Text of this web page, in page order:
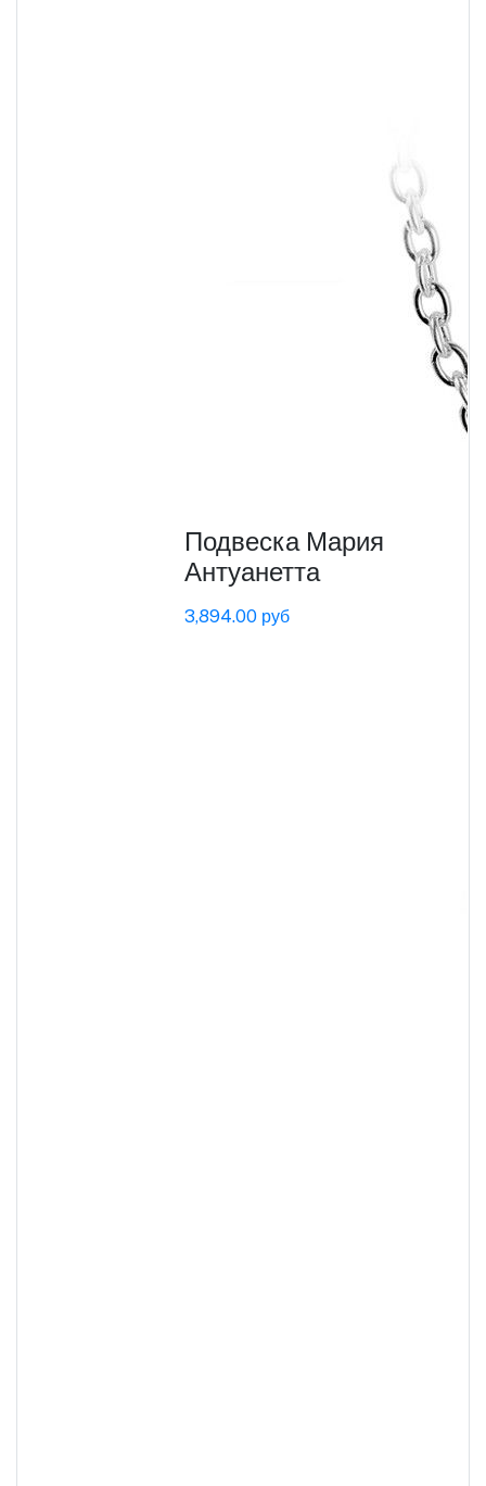
Подвеска Мария
Антуанетта
3,894.00 руб